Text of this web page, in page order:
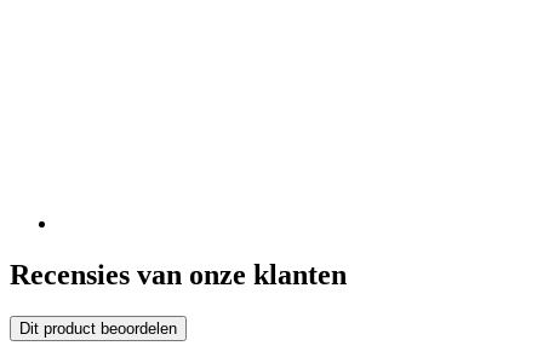
Recensies van onze klanten
Dit product beoordelen